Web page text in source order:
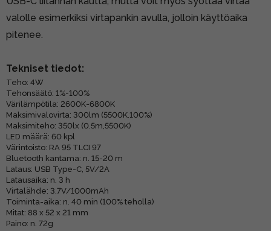
valolle esimerkiksi virtapankin avulla, jolloin käyttöaika
pitenee.
Tekniset tiedot:
Teho: 4W
Tehonsäätö: 1%-100%
Värilämpötila: 2600K-6800K
Maksimivalovirta: 300lm (5500K.100%)
Maksimiteho: 350lx (0.5m,5500K)
LED määrä: 60 kpl
Värintoisto: RA 95 TLCI 97
Bluetooth kantama: n. 15-20 m
Lataus: USB Type-C, 5V/2A
Latausaika: n. 3 h
Virtalähde: 3.7V/1000mAh
Toiminta-aika: n. 40 min (100% teholla)
Mitat: 88 x 52 x 21 mm
Paino: n. 72g